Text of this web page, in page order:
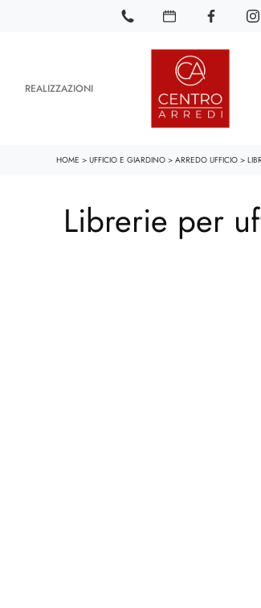
REALIZZAZIONI
HOME > UFFICIO E GIARDINO> ARREDO UFFICIO>
Librerie per